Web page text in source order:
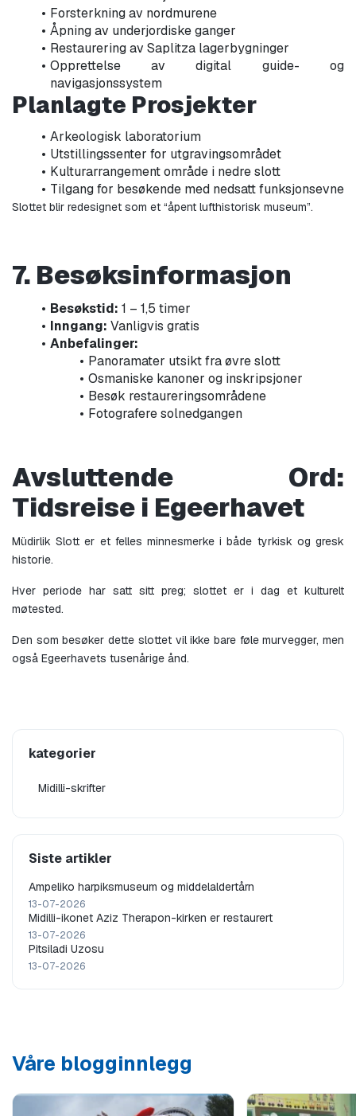
Forsterkning av nordmurene
Åpning av underjordiske ganger
Restaurering av Saplitza lagerbygninger
Opprettelse av digital guide- og
navigasjonssystem
Planlagte Prosjekter
Arkeologisk laboratorium
Utstillingssenter for utgravingsområdet
Kulturarrangement område i nedre slott
Tilgang for besøkende med nedsatt funksjonsevne
Slottet blir redesignet som et “åpent lufthistorisk museum”.
7. Besøksinformasjon
Besøkstid: 1 – 1,5 timer
Inngang: Vanligvis gratis
Anbefalinger:
Panoramater utsikt fra øvre slott
Osmaniske kanoner og inskripsjoner
Besøk restaureringsområdene
Fotografere solnedgangen
Avsluttende Ord:
Tidsreise i Egeerhavet
Müdirlik Slott er et felles minnesmerke i både tyrkisk og gresk
historie.
Hver periode har satt sitt preg; slottet er i dag et kulturelt
møtested.
Den som besøker dette slottet vil ikke bare føle murvegger, men
også Egeerhavets tusenårige ånd.
kategorier
Midilli-skrifter
Siste artikler
Ampeliko harpiksmuseum og middelaldertårn
13-07-2026
Midilli-ikonet Aziz Therapon-kirken er restaurert
13-07-2026
Pitsiladi Uzosu
13-07-2026
Våre blogginnlegg